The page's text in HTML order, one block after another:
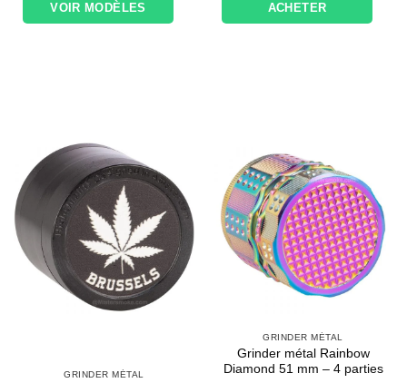
VOIR MODÈLES ACHETER
GRINDER MÉTAL
GRINDER MÉTAL
Grinder métal Rainbow
Diamond 51 mm – 4 parties